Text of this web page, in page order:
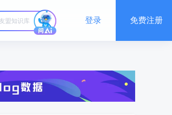
登录 免费注册